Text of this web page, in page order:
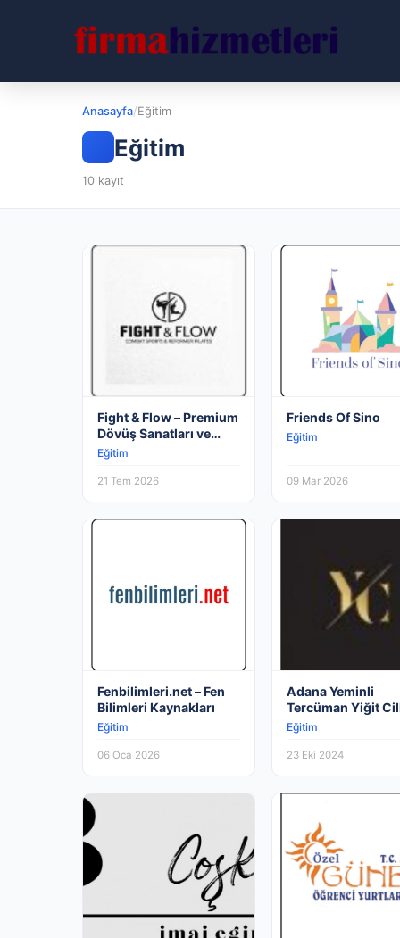
Anasayfa/Eğitim
Eğitim
10 kayıt
Fight & Flow – Premium
Dövüş Sanatları ve
Pilates Merkezi
Eğitim
21 Tem 2026
Friends Of Sino
Eğitim
09 Mar 2026
Fenbilimleri.net – Fen
Bilimleri Kaynakları
Eğitim
06 Oca 2026
Adana Yeminli
Tercüman Yiğit
Tercüme Bürosu –
Eğitim
23 Eki 2024